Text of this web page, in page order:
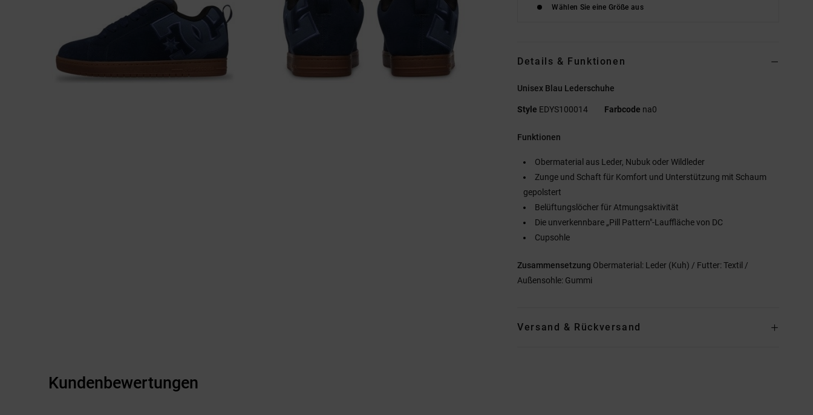
Wählen Sie eine Größe aus
Details & Funktionen
Unisex Blau Lederschuhe
Style EDYS100014 Farbcode na0
Funktionen
Obermaterial aus Leder, Nubuk oder Wildleder
Zunge und Schaft für Komfort und Unterstützung mit Schaum
gepolstert
Belüftungslöcher für Atmungsaktivität
Die unverkennbare „Pill Pattern"-Lauffläche von DC
Cupsohle
Zusammensetzung Obermaterial: Leder (Kuh) / Futter: Textil /
Außensohle: Gummi
Versand & Rückversand
Kundenbewertungen